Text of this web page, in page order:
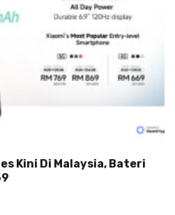
Kini Di Malaysia, Bateri